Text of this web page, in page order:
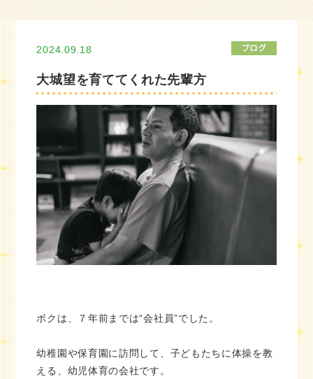
2024.09.18
大城望を育ててくれた先輩方
ボクは、７年前までは“会社員”でした。
幼稚園や保育園に訪問して、子どもたちに体操を教
える、幼児体育の会社です。